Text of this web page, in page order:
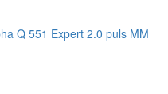
Q 551 Expert 2.0 puls MM